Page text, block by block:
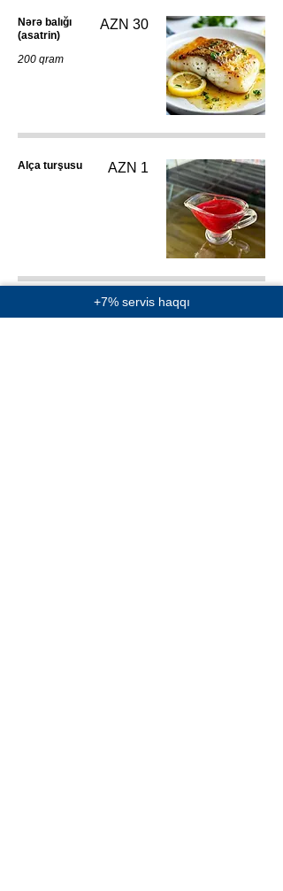
Nərə balığı
(asatrin)
200 qram
AZN 30
Alça turşusu AZN 1
AZN 20
+7% servis haqqı